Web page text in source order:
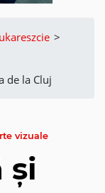
>
de la Cluj
vizuale
și